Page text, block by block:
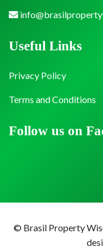
Follow us on
Useful Links
Privacy Policy
Terms and Conditions
© Brasil Property